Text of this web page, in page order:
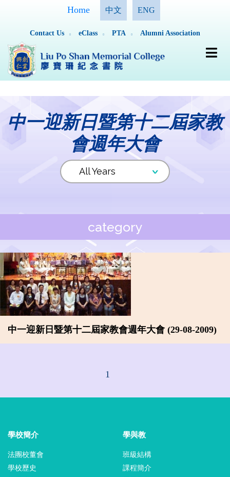
Home 中文 ENG
Contact Us eClass PTA Alumni Association
中一迎新日暨第十二屆家教
會週年大會
category
中一迎新日暨第十二屆家教會週年大會 (29-08-2009)
1
學校簡介
法團校董會
學校歷史
學與教
班級結構
課程簡介